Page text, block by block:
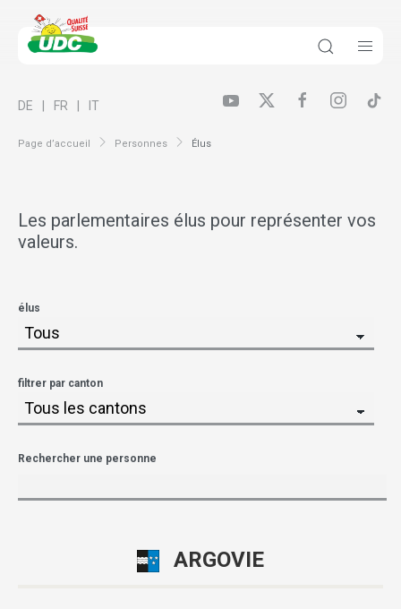
Page d’accueil Personnes Élus
DE FR IT
Les parlementaires élus pour représenter vos
valeurs.
élus
filtrer par canton
Rechercher une personne
ARGOVIE